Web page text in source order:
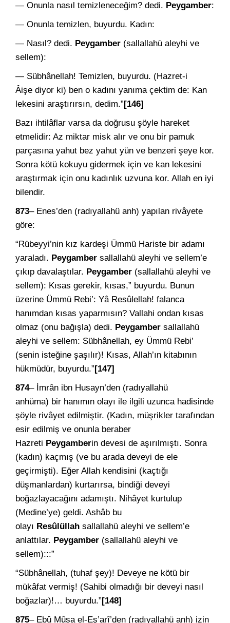
— Onunla nasıl temizleneceğim? dedi. Peygamber:
— Onunla temizlen, buyurdu. Kadın:
— Nasıl? dedi. Peygamber (sallallahü aleyhi ve
sellem):
— Sübhânellah! Temizlen, buyurdu. (Hazret-i
Âişe diyor ki) ben o kadını yanıma çektim de: Kan
lekesini araştırırsın, dedim.”[146]
Bazı ihtilâflar varsa da doğrusu şöyle hareket
etmelidir: Az miktar misk alır ve onu bir pamuk
parçasına yahut bez yahut yün ve benzeri şeye kor.
Sonra kötü kokuyu gidermek için ve kan lekesini
araştırmak için onu kadınlık uzvuna kor. Allah en iyi
bilendir.
873– Enes’den (radıyallahü anh) yapılan rivâyete
göre:
“Rübeyyi’nin kız kardeşi Ümmü Hariste bir adamı
yaraladı. Peygamber sallallahü aleyhi ve sellem’e
çıkıp davalaştılar. Peygamber (sallallahü aleyhi ve
sellem): Kısas gerekir, kısas,” buyurdu. Bunun
üzerine Ümmü Rebi’: Yâ Resûlellah! falanca
hanımdan kısas yaparmısın? Vallahi ondan kısas
olmaz (onu bağışla) dedi. Peygamber sallallahü
aleyhi ve sellem: Sübhânellah, ey Ümmü Rebi’
(senin isteğine şaşılır)! Kısas, Allah’ın kitabının
hükmüdür, buyurdu.”[147]
874– İmrân ibn Husayn’den (radıyallahü
anhüma) bir hanımın olayı ile ilgili uzunca hadisinde
şöyle rivâyet edilmiştir. (Kadın, müşrikler tarafından
esir edilmiş ve onunla beraber
Hazreti Peygamberin devesi de aşırılmıştı. Sonra
(kadın) kaçmış (ve bu arada deveyi de ele
geçirmişti). Eğer Allah kendisini (kaçtığı
düşmanlardan) kurtarırsa, bindiği deveyi
boğazlayacağını adamıştı. Nihâyet kurtulup
(Medine’ye) geldi. Ashâb bu
olayı Resûlüllah sallallahü aleyhi ve sellem’e
anlattılar. Peygamber (sallallahü aleyhi ve
sellem):::”
“Sübhânellah, (tuhaf şey)! Deveye ne kötü bir
mükâfat vermiş! (Sahibi olmadığı bir deveyi nasıl
boğazlar)!… buyurdu.”[148]
875– Ebû Mûsa el-Eş’arî’den (radıyallahü anh) izin